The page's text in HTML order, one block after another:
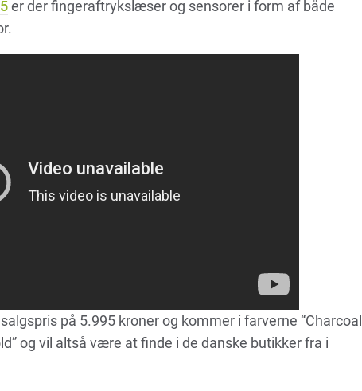
er der fingeraftrykslæser og sensorer i form af både
på 5.995 kroner og kommer i farverne “Charcoal
og vil altså være at finde i de danske butikker fra i